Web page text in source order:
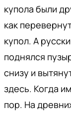
купола были
как
купол. А
поднялся
снизу и
здесь. Когда
пор. На